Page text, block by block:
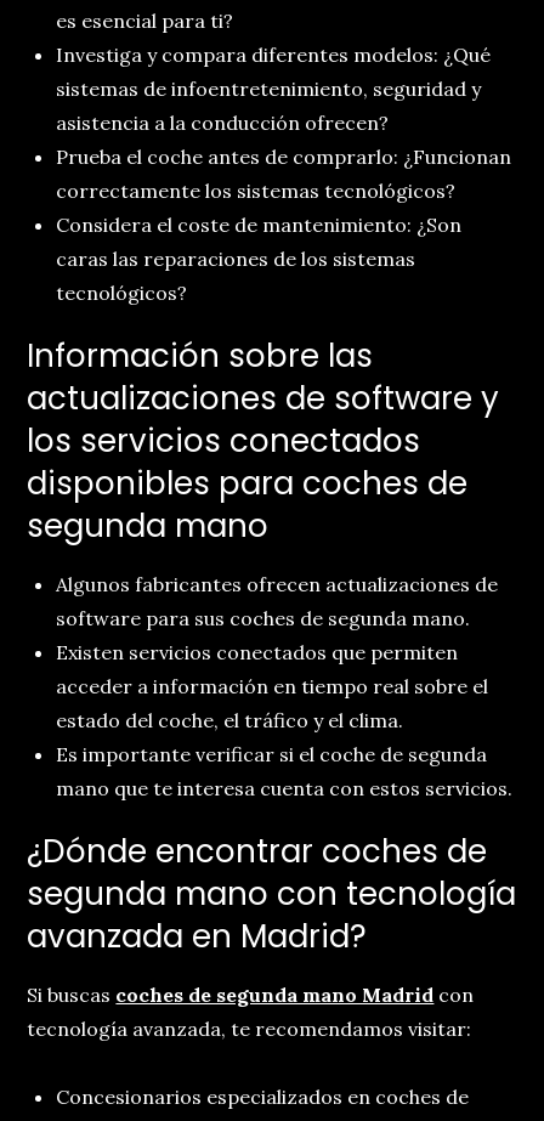
es esencial para ti?
Investiga y compara diferentes modelos: ¿Qué
sistemas de infoentretenimiento, seguridad y
asistencia a la conducción ofrecen?
Prueba el coche antes de comprarlo: ¿Funcionan
correctamente los sistemas tecnológicos?
Considera el coste de mantenimiento: ¿Son
caras las reparaciones de los sistemas
tecnológicos?
Información sobre las
actualizaciones de software y
los servicios conectados
disponibles para coches de
segunda mano
Algunos fabricantes ofrecen actualizaciones de
software para sus coches de segunda mano.
Existen servicios conectados que permiten
acceder a información en tiempo real sobre el
estado del coche, el tráfico y el clima.
Es importante verificar si el coche de segunda
mano que te interesa cuenta con estos servicios.
¿Dónde encontrar coches de
segunda mano con tecnología
avanzada en Madrid?
Si buscas coches de segunda mano Madrid con
tecnología avanzada, te recomendamos visitar:
Concesionarios especializados en coches de